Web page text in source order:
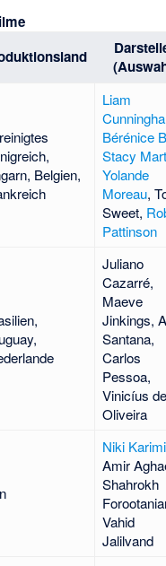
Belgien,
Liam
Bérénice
Stacy
Yolande
Moreau,
Sweet,
Pattinson
Juliano
Cazarré,
Maeve
Jinkings,
Santana,
Carlos
Pessoa,
Vinicíus de
Oliveira
Niki Karimi
Amir
Shahrokh
Vahid
Jalilvand